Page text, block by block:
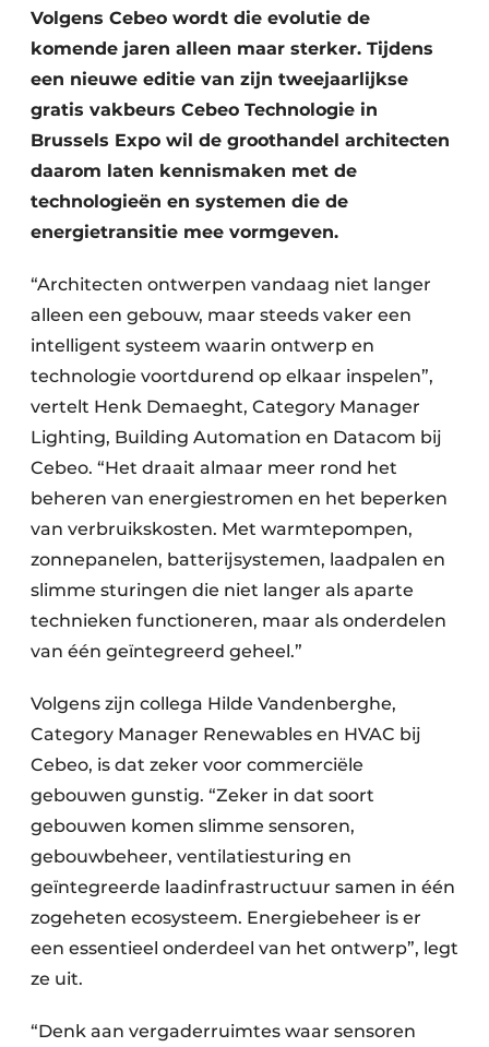
Volgens Cebeo wordt die evolutie de
komende jaren alleen maar sterker. Tijdens
een nieuwe editie van zijn tweejaarlijkse
gratis vakbeurs Cebeo Technologie in
Brussels Expo wil de groothandel architecten
daarom laten kennismaken met de
technologieën en systemen die de
energietransitie mee vormgeven.
“Architecten ontwerpen vandaag niet langer
alleen een gebouw, maar steeds vaker een
intelligent systeem waarin ontwerp en
technologie voortdurend op elkaar inspelen”,
vertelt Henk Demaeght, Category Manager
Lighting, Building Automation en Datacom bij
Cebeo. “Het draait almaar meer rond het
beheren van energiestromen en het beperken
van verbruikskosten. Met warmtepompen,
zonnepanelen, batterijsystemen, laadpalen en
slimme sturingen die niet langer als aparte
technieken functioneren, maar als onderdelen
van één geïntegreerd geheel.”
Volgens zijn collega Hilde Vandenberghe,
Category Manager Renewables en HVAC bij
Cebeo, is dat zeker voor commerciële
gebouwen gunstig. “Zeker in dat soort
gebouwen komen slimme sensoren,
gebouwbeheer, ventilatiesturing en
geïntegreerde laadinfrastructuur samen in één
zogeheten ecosysteem. Energiebeheer is er
een essentieel onderdeel van het ontwerp”, legt
ze uit.
“Denk aan vergaderruimtes waar sensoren